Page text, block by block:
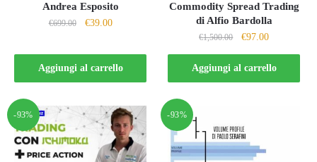
Andrea Esposito
€699.00
Il
originale
era:
€699.00.
€39.00Il
attuale
è:
€39.00.
Aggiungi al carrello
Commodity Spread Trading
di Alfio Bardolla
€1,500.00
Il
prezzo
originale
era:
€97.00Il
prezzo
attuale
è:
Aggiungi al carrello
-93% -93%